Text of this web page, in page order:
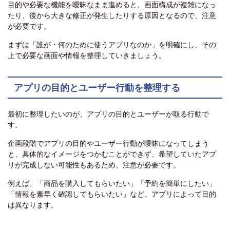
目的や必要な機能を曖昧なまま進めると、画面構成が複雑になっ
たり、後から大きな修正が発生したりする原因となるので、注意
が必要です。
まずは「誰が・何のために使うアプリなのか」を明確にし、その
上で必要な画面や情報を整理していきましょう。
アプリの目的とユーザー行動を整理する
最初に整理したいのが、アプリの目的とユーザーが取る行動で
す。
企画段階でアプリの目的やユーザー行動が曖昧になってしまう
と、具体的なイメージをつかむことができず、希望していたアプ
リが完成しない可能性もあるため、注意が必要です。
例えば、「商品を購入してもらいたい」「予約を簡単にしたい」
「情報を素早く確認してもらいたい」など、アプリによって目的
は異なります。